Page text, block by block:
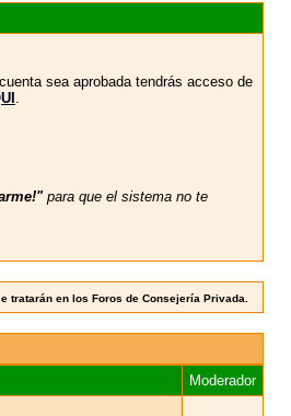
sea aprobada tendrás acceso de
.
para que el sistema no te
en los Foros de Consejería Privada.
Moderador